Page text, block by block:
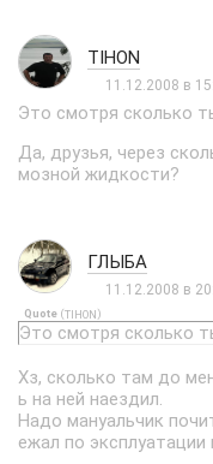
TIHON
11.12.2008 в
Это смотря сколько
Да, друзья, через
мозной жидкости?
ГЛЫБА
11.12.2008 в
Quote (TIHON)
Это смотря сколько
Хз, сколько там до
ь на ней наездил.
Надо мануальчик
ежал по эксплуатации